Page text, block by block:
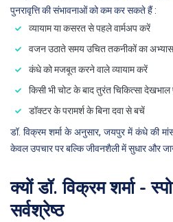
पुनरावृत्ति की संभावनाओं को कम कर सकते हैं :
व्यायाम या कसरत से पहले वार्मअप करें
वजन उठाते समय उचित तकनीकों का
कंधे को मजबूत करने वाले व्यायाम करें
किसी भी चोट के बाद तुरंत चिकित्सा देखभाल
डॉक्टर के परामर्श के बिना दवा से बचें
डॉ. विक्रम शर्मा के अनुसार, जयपुर में कंधे की
केवल उपचार पर बल्कि जीवनशैली में सुधार और
क्यों डॉ. विक्रम शर्मा -
सर्वश्रेष्ठ